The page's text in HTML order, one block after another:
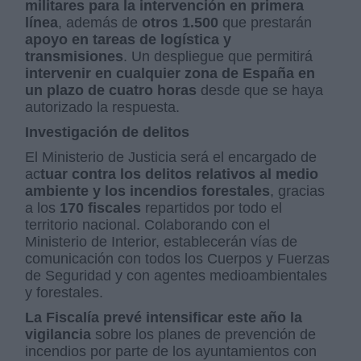
militares para la intervención en primera
línea, además de otros 1.500 que prestarán
apoyo en tareas de logística y
transmisiones. Un despliegue que permitirá
intervenir en cualquier zona de España en
un plazo de cuatro horas desde que se haya
autorizado la respuesta.
Investigación de delitos
El Ministerio de Justicia será el encargado de
actuar contra los delitos relativos al medio
ambiente y los incendios forestales, gracias
a los 170 fiscales repartidos por todo el
territorio nacional. Colaborando con el
Ministerio de Interior, establecerán vías de
comunicación con todos los Cuerpos y Fuerzas
de Seguridad y con agentes medioambientales
y forestales.
La Fiscalía prevé intensificar este año la
vigilancia sobre los planes de prevención de
incendios por parte de los ayuntamientos con